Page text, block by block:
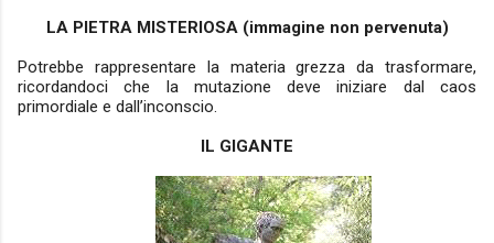
LA PIETRA MISTERIOSA (immagine non pervenuta)
Potrebbe rappresentare la materia grezza da trasformare,
ricordandoci che la mutazione deve iniziare dal caos
primordiale e dall’inconscio.
IL GIGANTE